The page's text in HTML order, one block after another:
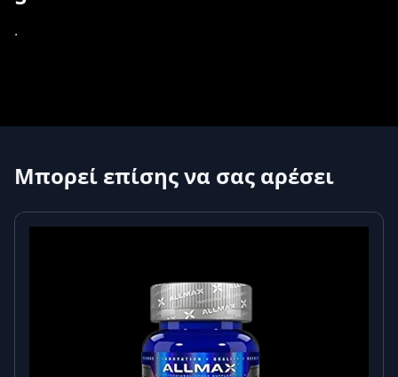
.
Μπορεί επίσης να σας αρέσει